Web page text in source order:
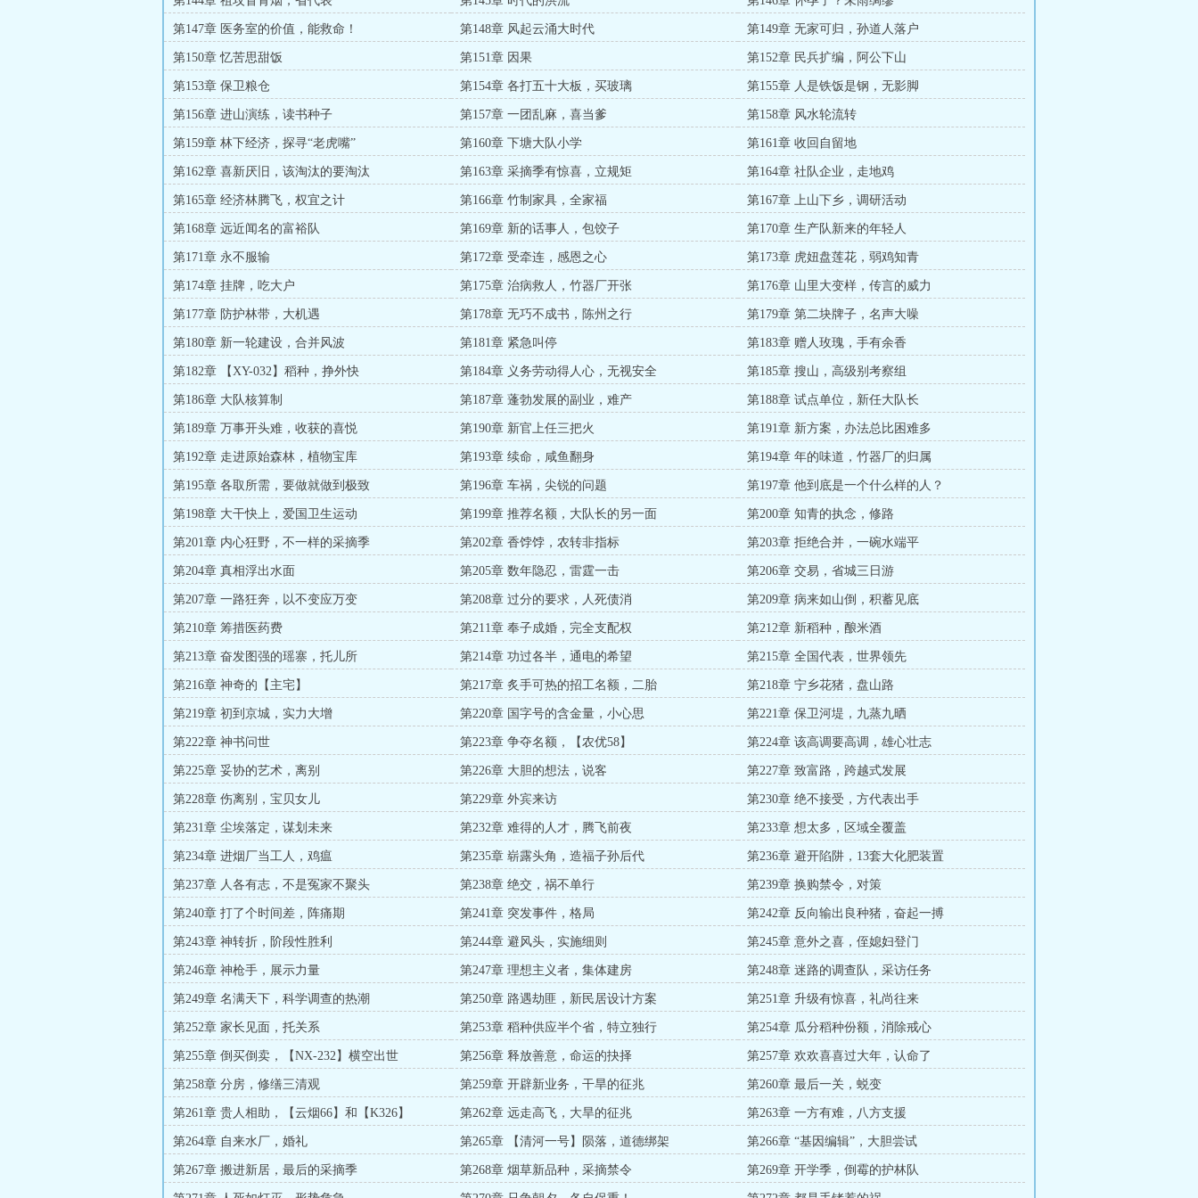
第147章 医务室的价值，能救命！ 第148章 风起云涌大时代 第149章 无家可归，孙道人落户
第150章 忆苦思甜饭 第151章 因果 第152章 民兵扩编，阿公下山
第153章 保卫粮仓 第154章 各打五十大板，买玻璃 第155章 人是铁饭是钢，无影脚
第156章 进山演练，读书种子 第157章 一团乱麻，喜当爹 第158章 风水轮流转
第159章 林下经济，探寻“老虎嘴” 第160章 下塘大队小学 第161章 收回自留地
第162章 喜新厌旧，该淘汰的要淘汰 第163章 采摘季有惊喜，立规矩 第164章 社队企业，走地鸡
第165章 经济林腾飞，权宜之计 第166章 竹制家具，全家福 第167章 上山下乡，调研活动
第168章 远近闻名的富裕队 第169章 新的话事人，包饺子 第170章 生产队新来的年轻人
第171章 永不服输 第172章 受牵连，感恩之心 第173章 虎妞盘莲花，弱鸡知青
第174章 挂牌，吃大户 第175章 治病救人，竹器厂开张 第176章 山里大变样，传言的威力
第177章 防护林带，大机遇 第178章 无巧不成书，陈州之行 第179章 第二块牌子，名声大噪
第180章 新一轮建设，合并风波 第181章 紧急叫停 第183章 赠人玫瑰，手有余香
第182章 【XY-032】稻种，挣外快 第184章 义务劳动得人心，无视安全 第185章 搜山，高级别考察组
第186章 大队核算制 第187章 蓬勃发展的副业，难产 第188章 试点单位，新任大队长
第189章 万事开头难，收获的喜悦 第190章 新官上任三把火 第191章 新方案，办法总比困难多
第192章 走进原始森林，植物宝库 第193章 续命，咸鱼翻身 第194章 年的味道，竹器厂的归属
第195章 各取所需，要做就做到极致 第196章 车祸，尖锐的问题 第197章 他到底是一个什么样的人？
第198章 大干快上，爱国卫生运动 第199章 推荐名额，大队长的另一面 第200章 知青的执念，修路
第201章 内心狂野，不一样的采摘季 第202章 香饽饽，农转非指标 第203章 拒绝合并，一碗水端平
第204章 真相浮出水面 第205章 数年隐忍，雷霆一击 第206章 交易，省城三日游
第207章 一路狂奔，以不变应万变 第208章 过分的要求，人死债消 第209章 病来如山倒，积蓄见底
第210章 筹措医药费 第211章 奉子成婚，完全支配权 第212章 新稻种，酿米酒
第213章 奋发图强的瑶寨，托儿所 第214章 功过各半，通电的希望 第215章 全国代表，世界领先
第216章 神奇的【主宅】 第217章 炙手可热的招工名额，二胎 第218章 宁乡花猪，盘山路
第219章 初到京城，实力大增 第220章 国字号的含金量，小心思 第221章 保卫河堤，九蒸九晒
第222章 神书问世 第223章 争夺名额，【农优58】 第224章 该高调要高调，雄心壮志
第225章 妥协的艺术，离别 第226章 大胆的想法，说客 第227章 致富路，跨越式发展
第228章 伤离别，宝贝女儿 第229章 外宾来访 第230章 绝不接受，方代表出手
第231章 尘埃落定，谋划未来 第232章 难得的人才，腾飞前夜 第233章 想太多，区域全覆盖
第234章 进烟厂当工人，鸡瘟 第235章 崭露头角，造福子孙后代 第236章 避开陷阱，13套大化肥装置
第237章 人各有志，不是冤家不聚头 第238章 绝交，祸不单行 第239章 换购禁令，对策
第240章 打了个时间差，阵痛期 第241章 突发事件，格局 第242章 反向输出良种猪，奋起一搏
第243章 神转折，阶段性胜利 第244章 避风头，实施细则 第245章 意外之喜，侄媳妇登门
第246章 神枪手，展示力量 第247章 理想主义者，集体建房 第248章 迷路的调查队，采访任务
第249章 名满天下，科学调查的热潮 第250章 路遇劫匪，新民居设计方案 第251章 升级有惊喜，礼尚往来
第252章 家长见面，托关系 第253章 稻种供应半个省，特立独行 第254章 瓜分稻种份额，消除戒心
第255章 倒买倒卖，【NX-232】横空出世 第256章 释放善意，命运的抉择 第257章 欢欢喜喜过大年，认命了
第258章 分房，修缮三清观 第259章 开辟新业务，干旱的征兆 第260章 最后一关，蜕变
第261章 贵人相助，【云烟66】和【K326】 第262章 远走高飞，大旱的征兆 第263章 一方有难，八方支援
第264章 自来水厂，婚礼 第265章 【清河一号】陨落，道德绑架 第266章 “基因编辑”，大胆尝试
第267章 搬进新居，最后的采摘季 第268章 烟草新品种，采摘禁令 第269章 开学季，倒霉的护林队